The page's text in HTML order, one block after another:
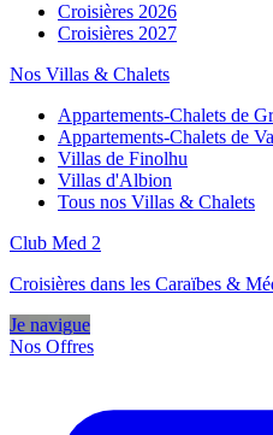
Croisières 2026
Croisières 2027
Nos Villas & Chalets
Appartements-Chalets de
Appartements-Chalets de
Villas de Finolhu
Villas d'Albion
Tous nos Villas & Chalets
Club Med 2
Croisières dans les Caraïbes &
Je navigue
Nos Offres